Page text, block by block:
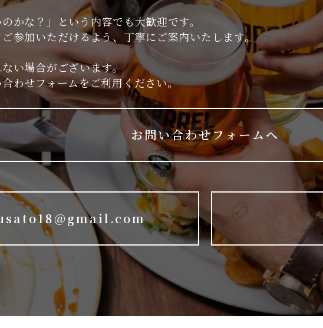
かな？」という内容でも大歓迎です。
参加いただけるよう、丁寧にご案内いたします。
い場合がございます。
わせフォームをご利用ください。
お問い合わせフォームへ